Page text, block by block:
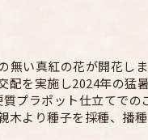
無い真紅の花が開花し
を実施し2024年の猛
プラポット仕立てでの
より種子を採種、播